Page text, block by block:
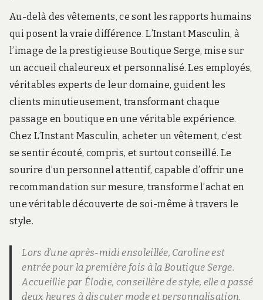
Au-delà des vêtements, ce sont les rapports humains
qui posent la vraie différence. L’Instant Masculin, à
l’image de la prestigieuse Boutique Serge, mise sur
un accueil chaleureux et personnalisé. Les employés,
véritables experts de leur domaine, guident les
clients minutieusement, transformant chaque
passage en boutique en une véritable expérience.
Chez L’Instant Masculin, acheter un vêtement, c’est
se sentir écouté, compris, et surtout conseillé. Le
sourire d’un personnel attentif, capable d’offrir une
recommandation sur mesure, transforme l’achat en
une véritable découverte de soi-même à travers le
style.
Lors d’une après-midi ensoleillée, Caroline est
entrée pour la première fois à la Boutique Serge.
Accueillie par Élodie, conseillère de style, elle a passé
deux heures à discuter mode et personnalisation.